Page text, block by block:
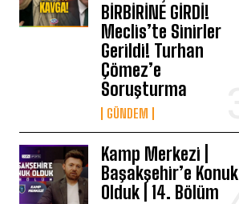
BİRBİRİNE GİRDİ!
Meclis’te Sinirler
Gerildi! Turhan
Çömez’e
Soruşturma
GÜNDEM
Kamp Merkezi |
Başakşehir’e Konuk
Olduk | 14. Bölüm